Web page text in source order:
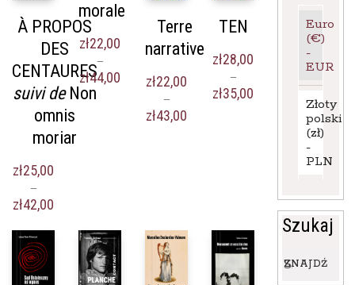
À PROPOS
DES
CENTAURES
suivi deNon
omnis
moriar
zł25,00
–
zł42,00
od
zł25,00
zł42,00
morale
zł22,00
–
zł44,00
zł22,00
Terre
narrative
zł22,00
–
zł43,00
TEN
zł28,00
–
zł35,00
Euro
(€)
-
EUR
Złoty
polski
(zł)
-
PLN
Szukaj
Wyszukaj:
ZNAJDŹ